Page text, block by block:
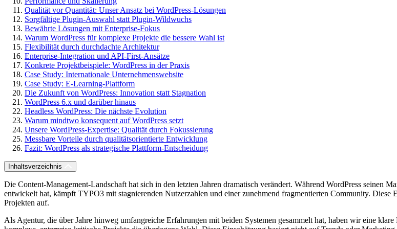
Qualität vor Quantität: Unser Ansatz bei WordPress-Lösungen
Sorgfältige Plugin-Auswahl statt Plugin-Wildwuchs
Bewährte Lösungen mit Enterprise-Fokus
Warum WordPress für komplexe Projekte die bessere Wahl ist
Flexibilität durch durchdachte Architektur
Enterprise-Integration und API-First-Ansätze
Konkrete Projektbeispiele: WordPress in der Praxis
Case Study: Internationale Unternehmenswebsite
Case Study: E-Learning-Plattform
Die Zukunft von WordPress: Innovation statt Stagnation
WordPress 6.x und darüber hinaus
Headless WordPress: Die nächste Evolution
Warum mindtwo konsequent auf WordPress setzt
Unsere WordPress-Expertise: Qualität durch Fokussierung
Messbare Vorteile durch qualitätsorientierte Entwicklung
Fazit: WordPress als strategische Plattform-Entscheidung
Inhaltsverzeichnis
Die Content-Management-Landschaft hat sich in den letzten Jahren dramatisch verändert. Während WordPress seinen
entwickelt hat, kämpft TYPO3 mit stagnierenden Nutzerzahlen und einer zunehmend fragmentierten Community.
Projekten auf.
Als Agentur, die über Jahre hinweg umfangreiche Erfahrungen mit beiden Systemen gesammelt hat, haben wir eine